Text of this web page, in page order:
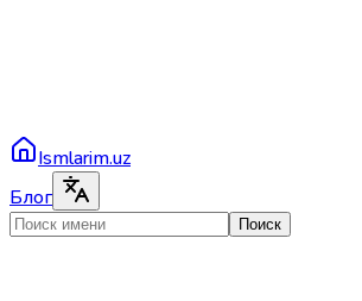
Ismlarim.uz
Блог
Поиск